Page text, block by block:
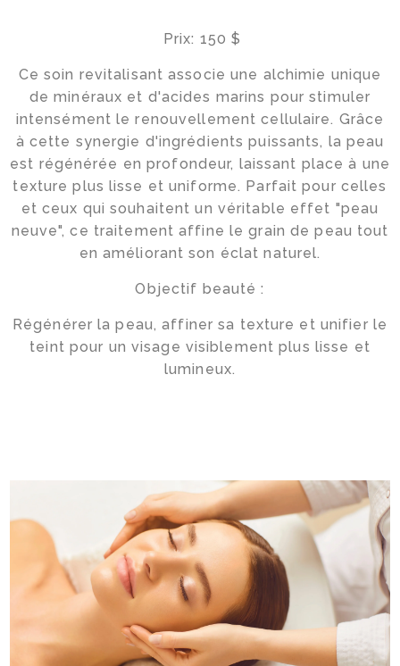
Prix: 150 $
Ce soin revitalisant associe une alchimie unique
de minéraux et d'acides marins pour stimuler
intensément le renouvellement cellulaire. Grâce
à cette synergie d'ingrédients puissants, la peau
est régénérée en profondeur, laissant place à une
texture plus lisse et uniforme. Parfait pour celles
et ceux qui souhaitent un véritable effet "peau
neuve", ce traitement affine le grain de peau tout
en améliorant son éclat naturel.
Objectif beauté :
Régénérer la peau, affiner sa texture et unifier le
teint pour un visage visiblement plus lisse et
lumineux.
Magasinez
Boutique
Termes & livraison
Mon panier
Social
Instagram